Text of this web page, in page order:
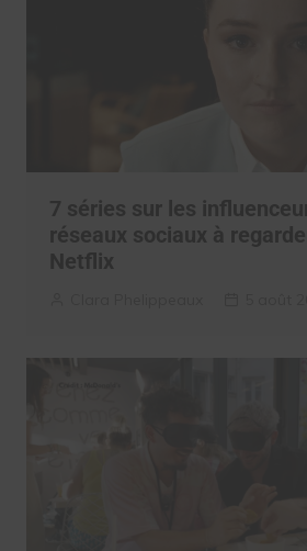
7 séries sur les
réseaux sociaux à
Netflix